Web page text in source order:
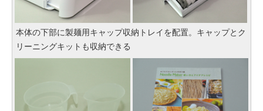
本体の下部に製麺用キャップ収納トレイを配置。キャップとク
リーニングキットも収納できる